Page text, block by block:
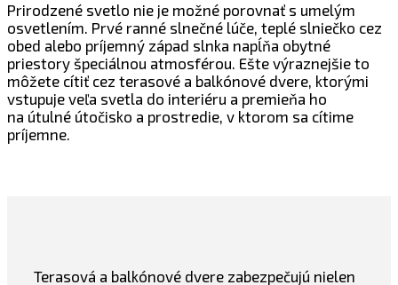
Prirodzené svetlo nie je možné porovnať s umelým
osvetlením. Prvé ranné slnečné lúče, teplé slniečko cez
obed alebo príjemný západ slnka napĺňa obytné
priestory špeciálnou atmosférou. Ešte výraznejšie to
môžete cítiť cez terasové a balkónové dvere, ktorými
vstupuje veľa svetla do interiéru a premieňa ho
na útulné útočisko a prostredie, v ktorom sa cítime
príjemne.
Terasová a balkónové dvere zabezpečujú nielen